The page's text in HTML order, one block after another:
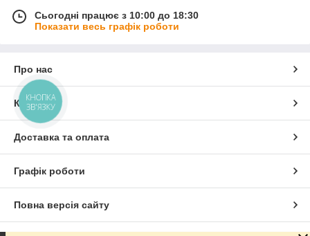
Сьогодні працює з 10:00 до 18:30
Показати весь графік роботи
Про нас
Контакти
Доставка та оплата
Графік роботи
Повна версія сайту
КНОПКА
ЗВ'ЯЗКУ